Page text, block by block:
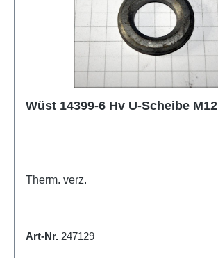
Wüst 14399-6 Hv U-Scheibe M12
Therm. verz.
Art-Nr. 247129